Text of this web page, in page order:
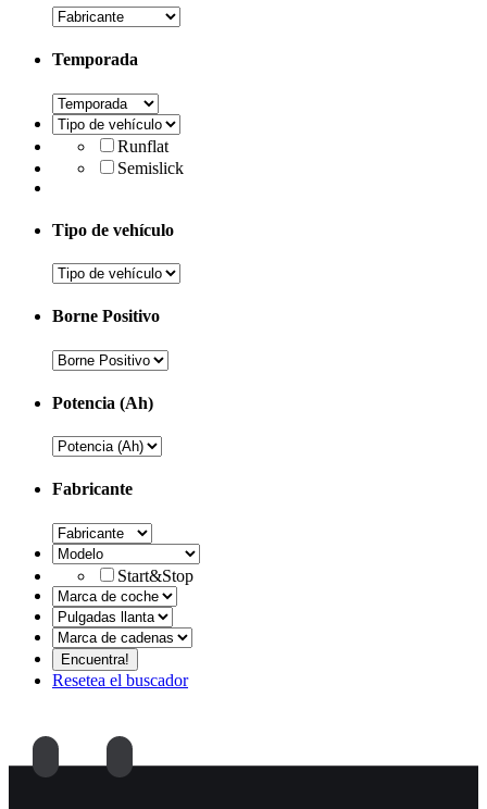
Temporada
Runflat
Semislick
Tipo de vehículo
Borne Positivo
Potencia (Ah)
Fabricante
Start&Stop
Resetea el buscador